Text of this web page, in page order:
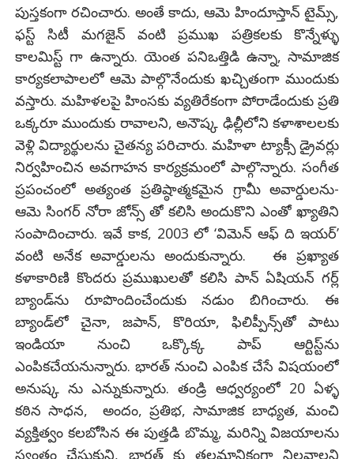
పుస్తకంగా రచించారు. అంతే కాదు, ఆమె హిందూస్తాన్ టైమ్స్,
ఫస్ట్ సిటీ మగజైన్ వంటి ప్రముఖ పత్రికలకు కొన్నేళ్ళు
కాలమిస్ట్ గా ఉన్నారు. యెంత పనిఒత్తిడి ఉన్నా, సామాజిక
కార్యకలాపాలలో ఆమె పాల్గొనేందుకు ఖచ్చితంగా ముందుకు
వస్తారు. మహిళలపై హింసకు వ్యతిరేకంగా పోరాడేందుకు ప్రతి
ఒక్కరూ ముందుకు రావాలని, అనౌష్క ఢిల్లీలోని కళాశాలలకు
వెళ్లి విద్యార్థులను చైతన్య పరిచారు. మహిళా ట్యాక్సీ డ్రైవర్లు
నిర్వహించిన అవగాహన కార్యక్రమంలో పాల్గొన్నారు. సంగీత
ప్రపంచంలో అత్యంత ప్రతిష్ఠాత్మకమైన గ్రామీ అవార్డులను-
ఆమె సింగర్‌ నోరా జోన్స్ తో కలిసి అందుకొని ఎంతో ఖ్యాతిని
సంపాదించారు. ఇవే కాక, 2003 లో ‘విమెన్ ఆఫ్ ది ఇయర్’
వంటి అనేక అవార్డులను అందుకున్నారు. ఈ ప్రఖ్యాత
కళాకారిణి కొందరు ప్రముఖులతో కలిసి పాన్‌ ఏషియన్‌ గర్ల్‌
బ్యాండ్‌ను రూపొందించేందుకు నడుం బిగించారు. ఈ
బ్యాండ్‌లో చైనా, జపాన్‌, కొరియా, ఫిలిప్పీన్స్‌తో పాటు
ఇండియా నుంచి ఒక్కొక్క పాప్‌ ఆర్టిస్ట్‌ను
ఎంపికచేయనున్నారు. భారత్ నుంచి ఎంపిక చేసే విషయంలో
అనుష్క ను ఎన్నుకున్నారు. తండ్రి ఆధ్వర్యంలో 20 ఏళ్ళ
కఠిన సాధన, అందం, ప్రతిభ, సామాజిక బాధ్యత, మంచి
వ్యక్తిత్వం కలబోసిన ఈ పుత్తడి బొమ్మ, మరిన్ని విజయాలను
స్వంతం చేసుకుని, భారత్ కు తలమానికంగా నిలవాలని